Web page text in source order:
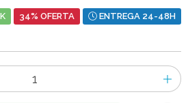
34% OFERTA ENTREGA 24-48H